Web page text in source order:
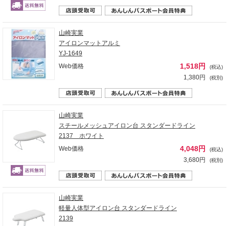
山崎実業
アイロンマットアルミ
YJ-1649
Web価格
1,518円 (税込)
1,380円 (税別)
山崎実業
スチールメッシュアイロン台 スタンダードライン
2137 ホワイト
Web価格
4,048円 (税込)
3,680円 (税別)
山崎実業
軽量人体型アイロン台 スタンダードライン
2139